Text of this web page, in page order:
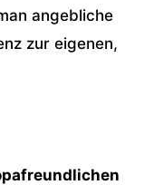
angebliche
zur eigenen,